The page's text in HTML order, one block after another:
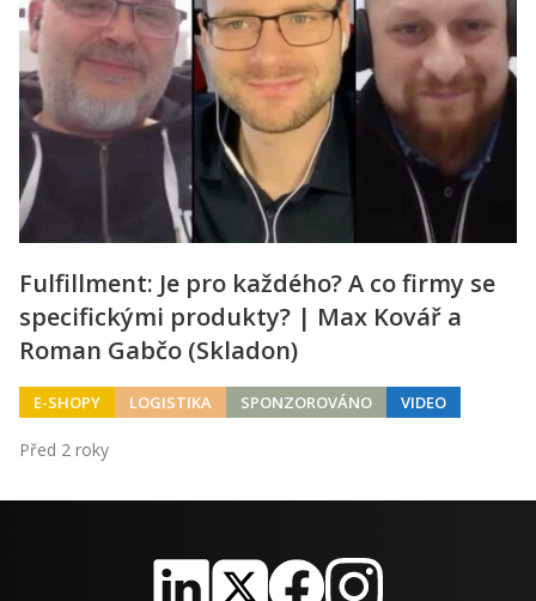
Fulfillment: Je pro každého? A co firmy se
specifickými produkty? | Max Kovář a
Roman Gabčo (Skladon)
E-SHOPY LOGISTIKA SPONZOROVÁNO VIDEO
Před 2 roky